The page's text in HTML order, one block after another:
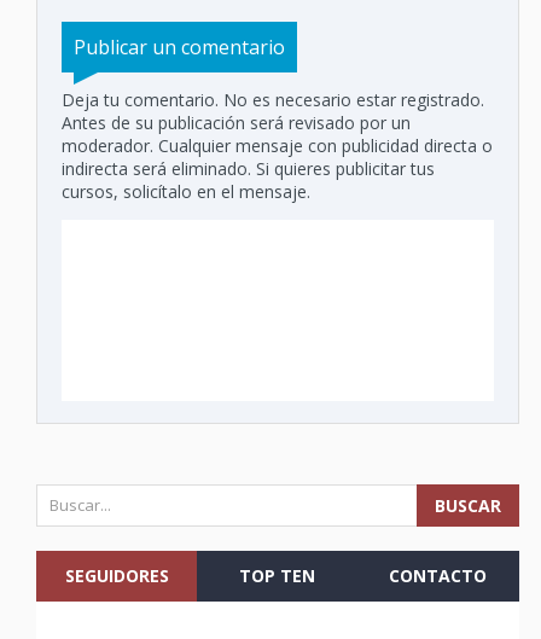
Publicar un comentario
Deja tu comentario. No es necesario estar registrado.
Antes de su publicación será revisado por un
moderador. Cualquier mensaje con publicidad directa o
indirecta será eliminado. Si quieres publicitar tus
cursos, solicítalo en el mensaje.
SEGUIDORES TOP TEN CONTACTO